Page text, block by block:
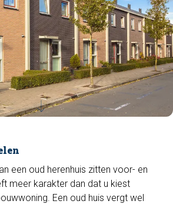
een oud herenhuis zitten voor- en
meer karakter dan dat u kiest
Een oud huis vergt wel